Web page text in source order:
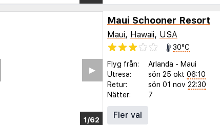
1/58
▶︎
Maui Schooner Resort
Maui, Hawaii, USA
30°C
Flyg från: Arlanda - Maui
Utresa:
sön 25 okt 06:10
Retur:
sön 01 nov 22:30
Nätter:
7
Fler val